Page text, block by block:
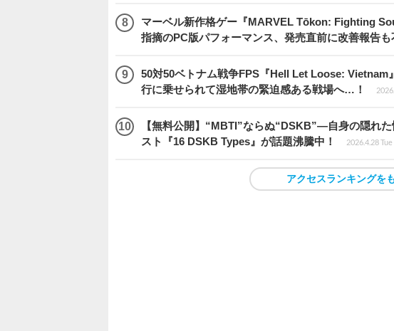
マーベル新作格ゲー『MARVEL Tōkon: Fighting
指摘のPC版パフォーマンス、発売直前に改善報告も
50対50ベトナム戦争FPS『Hell Let Loose: Vietnam
行に乗せられて湿地帯の緊迫感ある戦場へ…！
【無料公開】“MBTI”ならぬ“DSKB”―自身の隠れ
スト『16 DSKB Types』が話題沸騰中！
2026.4.28
アクセスランキングを